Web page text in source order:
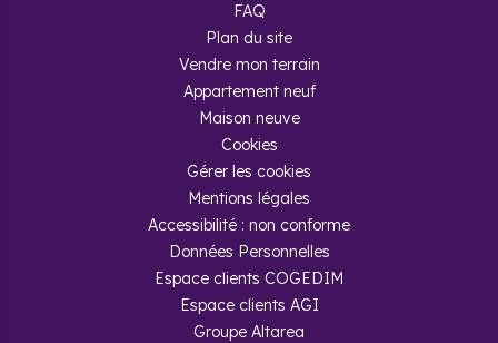
FAQ
Plan du site
Vendre mon terrain
Appartement neuf
Maison neuve
Cookies
Gérer les cookies
Mentions légales
Accessibilité : non conforme
Données Personnelles
Espace clients COGEDIM
Espace clients AGI
Groupe Altarea